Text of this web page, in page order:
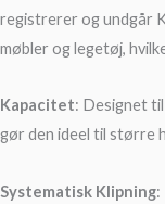
registrerer og undgår
møbler og legetøj,
Kapacitet: Designet
gør den ideel til større
Systematisk Klipning: